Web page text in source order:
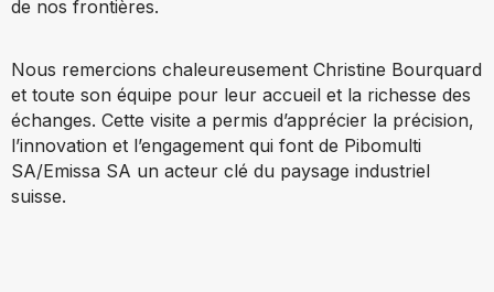
de nos frontières.
Nous remercions chaleureusement Christine Bourquard
et toute son équipe pour leur accueil et la richesse des
échanges. Cette visite a permis d’apprécier la précision,
l’innovation et l’engagement qui font de Pibomulti
SA/Emissa SA un acteur clé du paysage industriel
suisse.